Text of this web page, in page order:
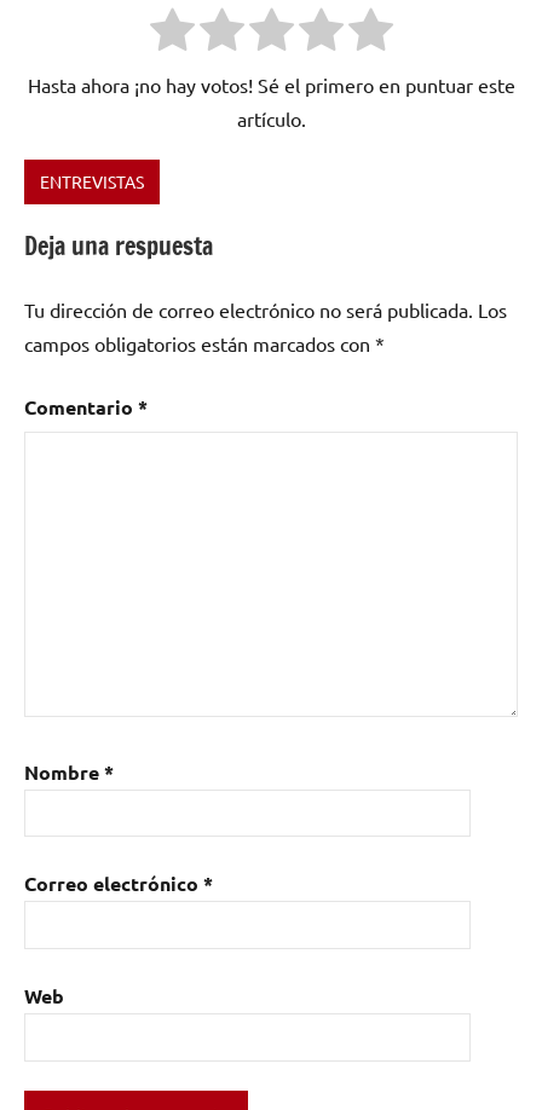
Hasta ahora ¡no hay votos! Sé el primero en puntuar este
artículo.
Etiquetado
Metal
Sinfónico,
Rashid
rock
ENTREVISTAS
Deja una respuesta
Tu dirección de correo electrónico no será publicada. Los
campos obligatorios están marcados con *
Comentario *
Nombre*
Correo electrónico *
Web